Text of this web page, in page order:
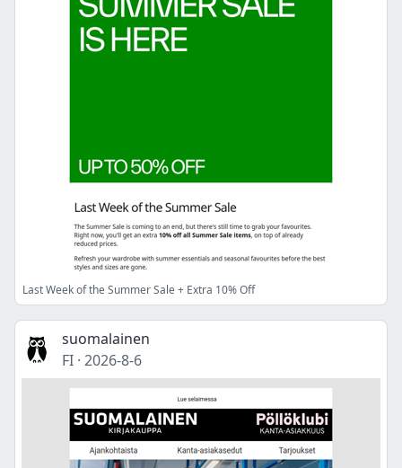
Last Week of the Summer Sale + Extra 10% Off
suomalainen
FI · 2026-8-6